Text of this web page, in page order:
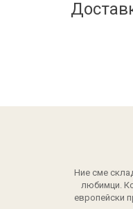
Ние сме
любимци.
европейски